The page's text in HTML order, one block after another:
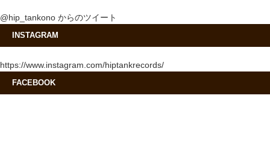
@hip_tankono からのツイート
INSTAGRAM
https://www.instagram.com/hiptankrecords/
FACEBOOK